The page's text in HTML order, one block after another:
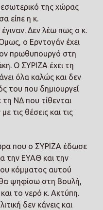
της χώρας
είπε η κ.
Δεν λέω πως ο κ.
ο Ερντογάν έχει
πρωθυπουργό στη
Ο ΣΥΡΙΖΑ έχει τη
όλα καλώς και δεν
του που δημιουργεί
ΝΔ που τίθενται
τις θέσεις και τις
που ο ΣΥΡΙΖΑ έδωσε
την ΕΥΑΘ και την
κόμματος αυτού
θα ψηφίσω στη Βουλή,
το νερό κ. Ακτύπη.
δεν κάνεις και